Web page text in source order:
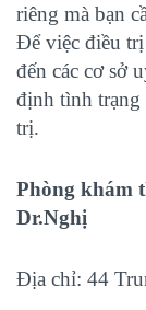
riêng mà bạn
Để việc điều trị
đến các cơ sở
định tình trạng
trị.
Phòng khám
Dr.Nghị
Địa chỉ: 44